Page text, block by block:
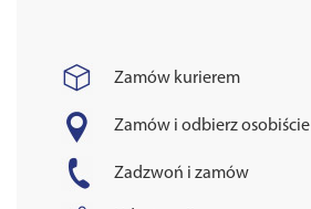
Zamów kurierem
Zamów i odbierz osobiście
Zadzwoń i zamów